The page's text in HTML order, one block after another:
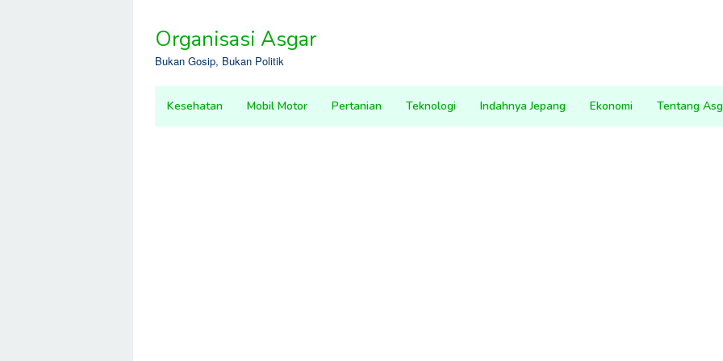
contentOrganisasi Asgar
Bukan Gosip, Bukan Politik
Kesehatan Mobil Motor Pertanian Teknologi Indahnya Jepang Ekonomi Tentang